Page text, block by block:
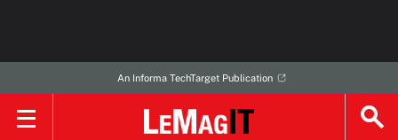
An Informa TechTarget Publication